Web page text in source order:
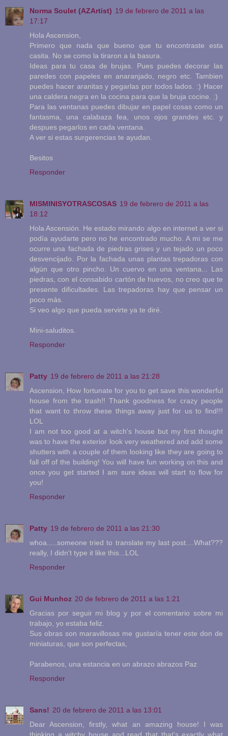
Norma Soulet (AZArtist) 19 de febrero de 2011 a las
17:17
Hola Ascension,
Primero que nada que bueno que tu encontraste esta
casita. No se como la tiraron a la basura.
Ideas para tu casa de brujas. Pues puedes decorar las
paredes con papeles en anaranjado, negro etc. Tambien
puedes hacer aranitas y pegarlas por todos lados. :) Hacer
una caldera negra en la cocina para que la bruja cocine. :)
Para las ventanas puedes dibujar en papel cosas como un
fantasma, una calabaza fea, unos ojos grandes etc. y
despues pegarlos en cada ventana.
A ver si estas surgerencias te ayudan.
Besitos
Responder
MISMINISYOTRASCOSAS 19 de febrero de 2011 a las
18:12
Hola Ascensión. He estado mirando algo en internet a ver si
podía ayudarte pero no he encontrado mucho. A mi se me
ocurre una fachada de piedras grises y un tejado un poco
desvencijado. Por la fachada unas plantas trepadoras con
algún que otro pincho. Un cuervo en una ventana... Las
piedras, con el consabido cartón de huevos, no creo que te
presente dificultades. Las trepadoras hay que pensar un
poco más.
Si veo algo que pueda servirte ya te diré.
Mini-saluditos.
Responder
Patty 19 de febrero de 2011 a las 21:28
Ascension, How fortunate for you to get save this wonderful
house from the trash!! Thank goodness for crazy people
that want to throw these things away just for us to find!!!
LOL
I am not too good at a witch's house but my first thought
was to have the exterior look very weathered and add some
shutters with a couple of them looking like they are going to
fall off of the building! You will have fun working on this and
once you get started I am sure ideas will start to flow for
you!
Responder
Patty 19 de febrero de 2011 a las 21:30
whoa.....someone tried to translate my last post....What???
really, I didn't type it like this...LOL
Responder
Gui Munhoz 20 de febrero de 2011 a las 1:21
Gracias por seguir mi blog y por el comentario sobre mi
trabajo, yo estaba feliz.
Sus obras son maravillosas me gustaría tener este don de
miniaturas, que son perfectas,
Parabenos, una estancia en un abrazo abrazos Paz
Responder
Sans! 20 de febrero de 2011 a las 13:01
Dear Ascension, firstly, what an amazing house! I was
thinking a witchy house and read that that's exactly what